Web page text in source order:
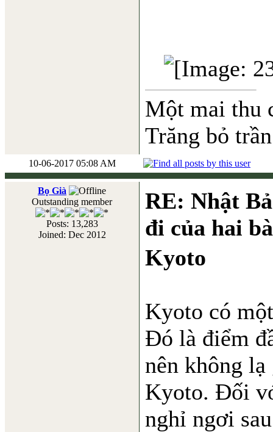
Một mai thu
Trăng bỏ
10-06-2017 05:08 AM
Bọ Già
Outstanding member
Posts: 13,283
Joined: Dec 2012
RE: Nhật
đi của hai
Kyoto
Kyoto có
Đó là điểm
nên không
Kyoto. Đối
nghỉ ngơi